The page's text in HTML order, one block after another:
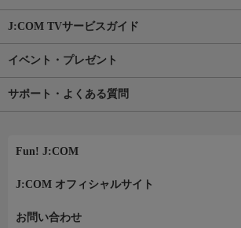
J:COM TVサービスガイド
イベント・プレゼント
サポート・よくある質問
Fun! J:COM
J:COM オフィシャルサイト
お問い合わせ